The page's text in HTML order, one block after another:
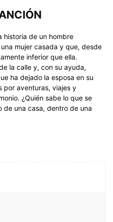
historia de un hombre
mujer casada y que, desde
inferior que ella.
la calle y, con su ayuda,
ha dejado la esposa en su
por aventuras, viajes y
¿Quién sabe lo que se
de una casa, dentro de una